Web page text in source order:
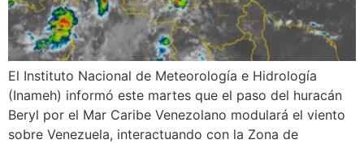
El Instituto Nacional de Meteorología e Hidrología
(Inameh) informó este martes que el paso del huracán
Beryl por el Mar Caribe Venezolano modulará el viento
sobre Venezuela, interactuando con la Zona de